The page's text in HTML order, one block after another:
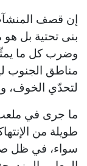
إن قصف
بنى تحتية بل
وضرب كل ما
مناطق الجنوب
لتحدّي الخوف،
ما جرى في ملعب
طويلة من
سواء، في ظل